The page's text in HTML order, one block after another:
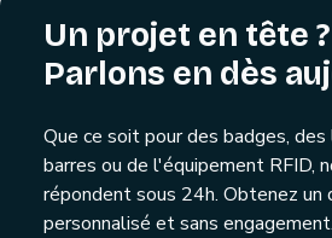
Un projet en tête ?
Parlons en dès
Que ce soit pour des badges,
barres ou de l'équipement RFID,
répondent sous 24h. Obtenez un
personnalisé et sans engagement.